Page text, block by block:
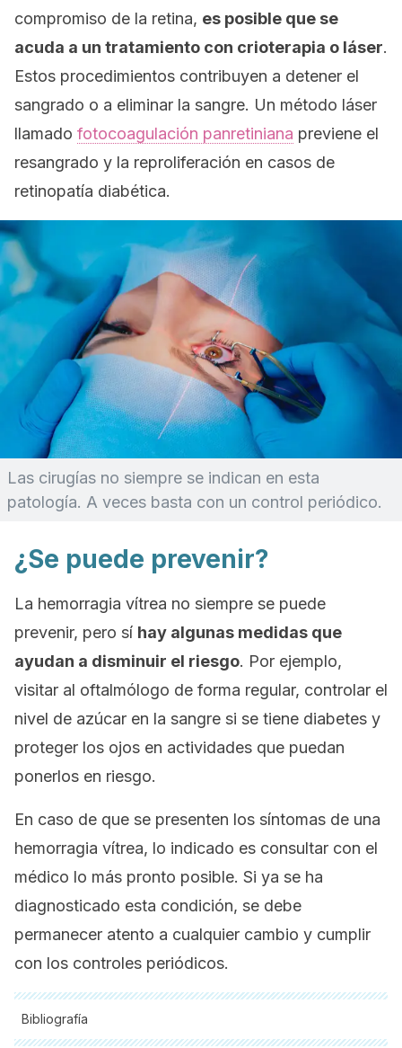
compromiso de la retina, es posible que se
acuda a un tratamiento con crioterapia o láser.
Estos procedimientos contribuyen a detener el
sangrado o a eliminar la sangre. Un método láser
llamado fotocoagulación panretiniana previene el
resangrado y la reproliferación en casos de
retinopatía diabética.
Las cirugías no siempre se indican en esta
patología. A veces basta con un control periódico.
¿Se puede prevenir?
La hemorragia vítrea no siempre se puede
prevenir, pero sí hay algunas medidas que
ayudan a disminuir el riesgo. Por ejemplo,
visitar al oftalmólogo de forma regular, controlar el
nivel de azúcar en la sangre si se tiene diabetes y
proteger los ojos en actividades que puedan
ponerlos en riesgo.
En caso de que se presenten los síntomas de una
hemorragia vítrea, lo indicado es consultar con el
médico lo más pronto posible. Si ya se ha
diagnosticado esta condición, se debe
permanecer atento a cualquier cambio y cumplir
con los controles periódicos.
Bibliografía